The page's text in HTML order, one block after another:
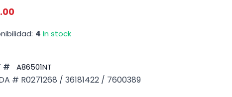
4 In stock
# A86501NT
# R0271268 / 36181422 / 7600389